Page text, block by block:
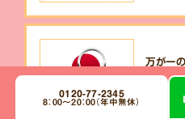
万が一
最
幅広
0120-77-2345
8：00～20：00（年中無休）